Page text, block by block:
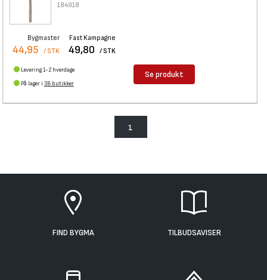
184918
Bygmaster
44,95 / STK
Fast Kampagne
49,80 / STK
Levering 1-2 hverdage
På lager i 38 butikker
Se produkt
1
FIND BYGMA TILBUDSAVISER